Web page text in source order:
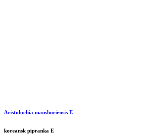
Aristolochia manshuriensis E
koreansk pipranka E